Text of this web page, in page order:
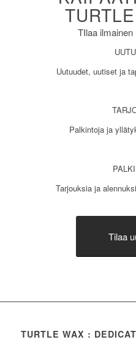
TIlaa
Uutuudet, uutiset ja
Palkintoja ja
Tarjouksia ja
Tilaa
TURTLE WAX :